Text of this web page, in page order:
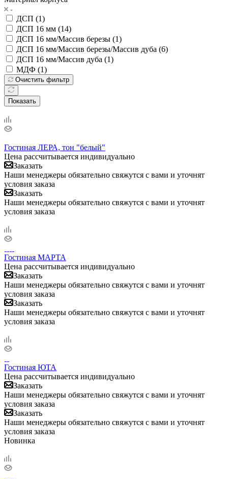
ДСП (1)
ДСП 16 мм (14)
ДСП 16 мм/Массив березы (1)
ДСП 16 мм/Массив березы/Массив дуба (6)
ДСП 16 мм/Массив дуба (1)
МДФ (1)
Очистить фильтр
Показать
Гостиная ЛЕРА, тон "белый"
Цена рассчитывается индивидуально
Заказать
Наши менеджеры обязательно свяжутся с вами и уточнят
условия заказа
Заказать
Наши менеджеры обязательно свяжутся с вами и уточнят
условия заказа
Гостиная МАРТА
Цена рассчитывается индивидуально
Заказать
Наши менеджеры обязательно свяжутся с вами и уточнят
условия заказа
Заказать
Наши менеджеры обязательно свяжутся с вами и уточнят
условия заказа
Гостиная ЮТА
Цена рассчитывается индивидуально
Заказать
Наши менеджеры обязательно свяжутся с вами и уточнят
условия заказа
Заказать
Наши менеджеры обязательно свяжутся с вами и уточнят
условия заказа
Новинка